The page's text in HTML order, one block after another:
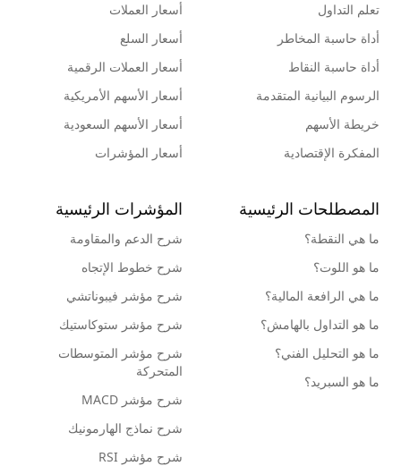
تعلم التداول
أداة حاسبة المخاطر
أداة حاسبة النقاط
الرسوم البيانية المتقدمة
خريطة الأسهم
المفكرة الإقتصادية
أسعار العملات
أسعار السلع
أسعار العملات الرقمية
أسعار الأسهم الأمريكية
أسعار الأسهم السعودية
أسعار المؤشرات
المصطلحات الرئيسية
ما هي النقطة؟
ما هو اللوت؟
ما هي الرافعة المالية؟
ما هو التداول بالهامش؟
ما هو التحليل الفني؟
ما هو السبريد؟
المؤشرات الرئيسية
شرح الدعم والمقاومة
شرح خطوط الإتجاه
شرح مؤشر فيبوناتشي
شرح مؤشر ستوكاستيك
شرح مؤشر المتوسطات
المتحركة
شرح مؤشر MACD
شرح نماذج الهارمونيك
شرح مؤشر RSI